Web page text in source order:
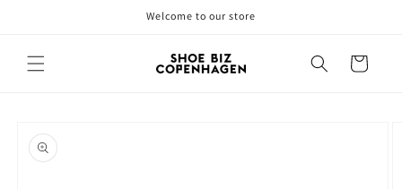
Welcome to our store
Indkøbskurv